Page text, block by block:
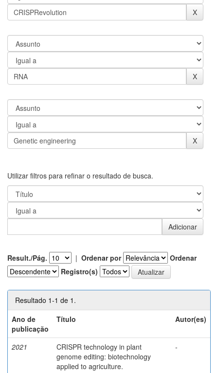
Utilizar filtros para refinar o resultado de busca.
Result./Pág. | Ordenar por
Ordenar
Registro(s)
Resultado 1-1 de 1.
Ano de
publicação
Título Autor(es)
2021
CRISPR technology in plant
genome editing: biotechnology
applied to agriculture.
-